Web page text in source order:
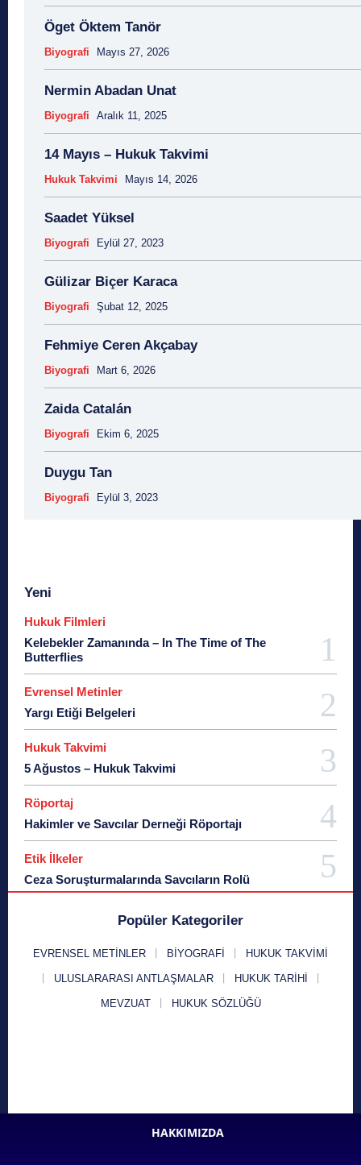
Öget Öktem Tanör
Biyografi Mayıs 27, 2026
Nermin Abadan Unat
Biyografi Aralık 11, 2025
14 Mayıs – Hukuk Takvimi
Hukuk Takvimi Mayıs 14, 2026
Saadet Yüksel
Biyografi Eylül 27, 2023
Gülizar Biçer Karaca
Biyografi Şubat 12, 2025
Fehmiye Ceren Akçabay
Biyografi Mart 6, 2026
Zaida Catalán
Biyografi Ekim 6, 2025
Duygu Tan
Biyografi Eylül 3, 2023
Yeni
Hukuk Filmleri
Kelebekler Zamanında – In The Time of The
Butterflies
Evrensel Metinler
Yargı Etiği Belgeleri
Hukuk Takvimi
5 Ağustos – Hukuk Takvimi
Röportaj
Hakimler ve Savcılar Derneği Röportajı
Etik İlkeler
Ceza Soruşturmalarında Savcıların Rolü
Popüler Kategoriler
EVRENSEL METINLER BIYOGRAFI HUKUK TAKVIMI
ULUSLARARASI ANTLAŞMALAR HUKUK TARIHI
MEVZUAT HUKUK SÖZLÜĞÜ
HAKKIMIZDA